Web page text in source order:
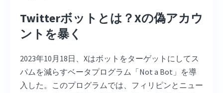
Twitterボットとは？Xの偽アカウ
ントを暴く
2023年10月18日、Xはボットをターゲットにしてス
パムを減らすベータプログラム「Not a Bot」を導
入した。このプログラムでは、フィリピンとニュー